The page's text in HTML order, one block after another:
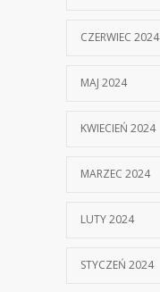
CZERWIEC 2024
MAJ 2024
KWIECIEŃ 2024
MARZEC 2024
LUTY 2024
STYCZEŃ 2024